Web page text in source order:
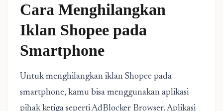
Cara Menghilangkan
Iklan Shopee pada
Smartphone
Untuk menghilangkan iklan Shopee pada
smartphone, kamu bisa menggunakan aplikasi
pihak ketiga seperti AdBlocker Browser. Aplikasi